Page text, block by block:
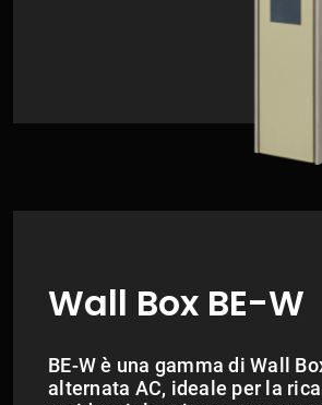
Wall Box BE-W
BE-W è una gamma di Wall
alternata AC, ideale per la